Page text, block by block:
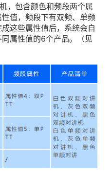
，包含颜色和频段两个属
值，频段下有双频、单频
这些属性值后，系统会自
属性值的6个产品。（见